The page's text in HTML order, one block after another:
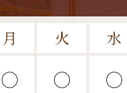
月 火 水
〇 〇 〇